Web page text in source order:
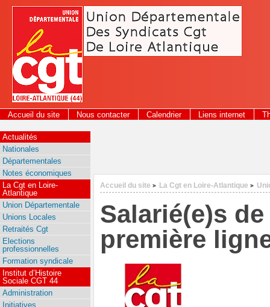
Panneau de gestion des cookies
Accueil du site Nous contacter Calendrier Liens internet
2026
Accueil du site > La Cgt en Loire-Atlantique >
Salarié(e)s
première
Actualités
Nationales
Départementales
Notes économiques
La Cgt en Loire-
Atlantique
Union Départementale
Unions Locales
Retraités Cgt
Elections
professionnelles
Formation syndicale
Institut d’Histoire
Sociale CGT 44
Administration
Initiatives